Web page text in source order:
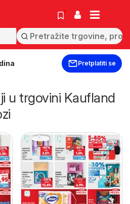
Pretplatiti se
u trgovini Kaufland